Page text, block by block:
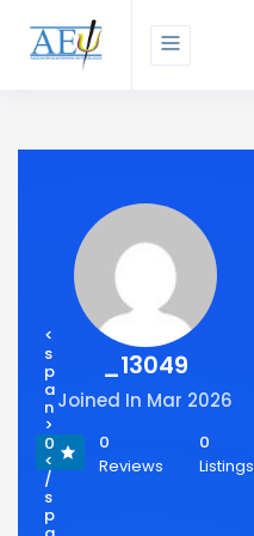
_13049
Joined In Mar 2026
<
s
p
a
n
>
0
<
/
s
p
0
Reviews
0
Listings